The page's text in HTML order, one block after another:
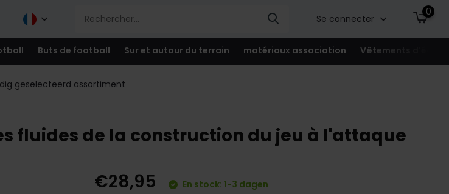
Se connecter
0
Buts de football Sur et autour du terrain matériaux association Vêtements
geselecteerd assortiment
fluides de la construction du jeu à l'attaque
€28,95
En stock: 1-3 dagen